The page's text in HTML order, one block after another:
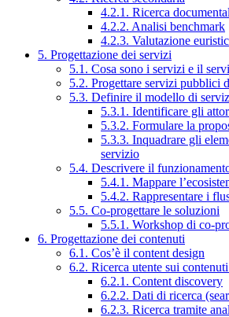
4.2.1. Ricerca
4.2.2. Analisi benchmark
4.2.3. Valutazione
5. Progettazione dei servizi
5.1. Cosa sono i servizi e il
5.2. Progettare servizi pubblici
5.3. Definire il modello di
5.3.1. Identificare gli
5.3.2. Formulare la
5.3.3. Inquadrare gli
servizio
5.4. Descrivere il
5.4.1. Mappare
5.4.2. Rappresentare i
5.5. Co-progettare le soluzioni
5.5.1. Workshop di co-
6. Progettazione dei contenuti
6.1. Cos’è il content design
6.2. Ricerca utente sui
6.2.1. Content discovery
6.2.2. Dati di ricerca
6.2.3. Ricerca tramite